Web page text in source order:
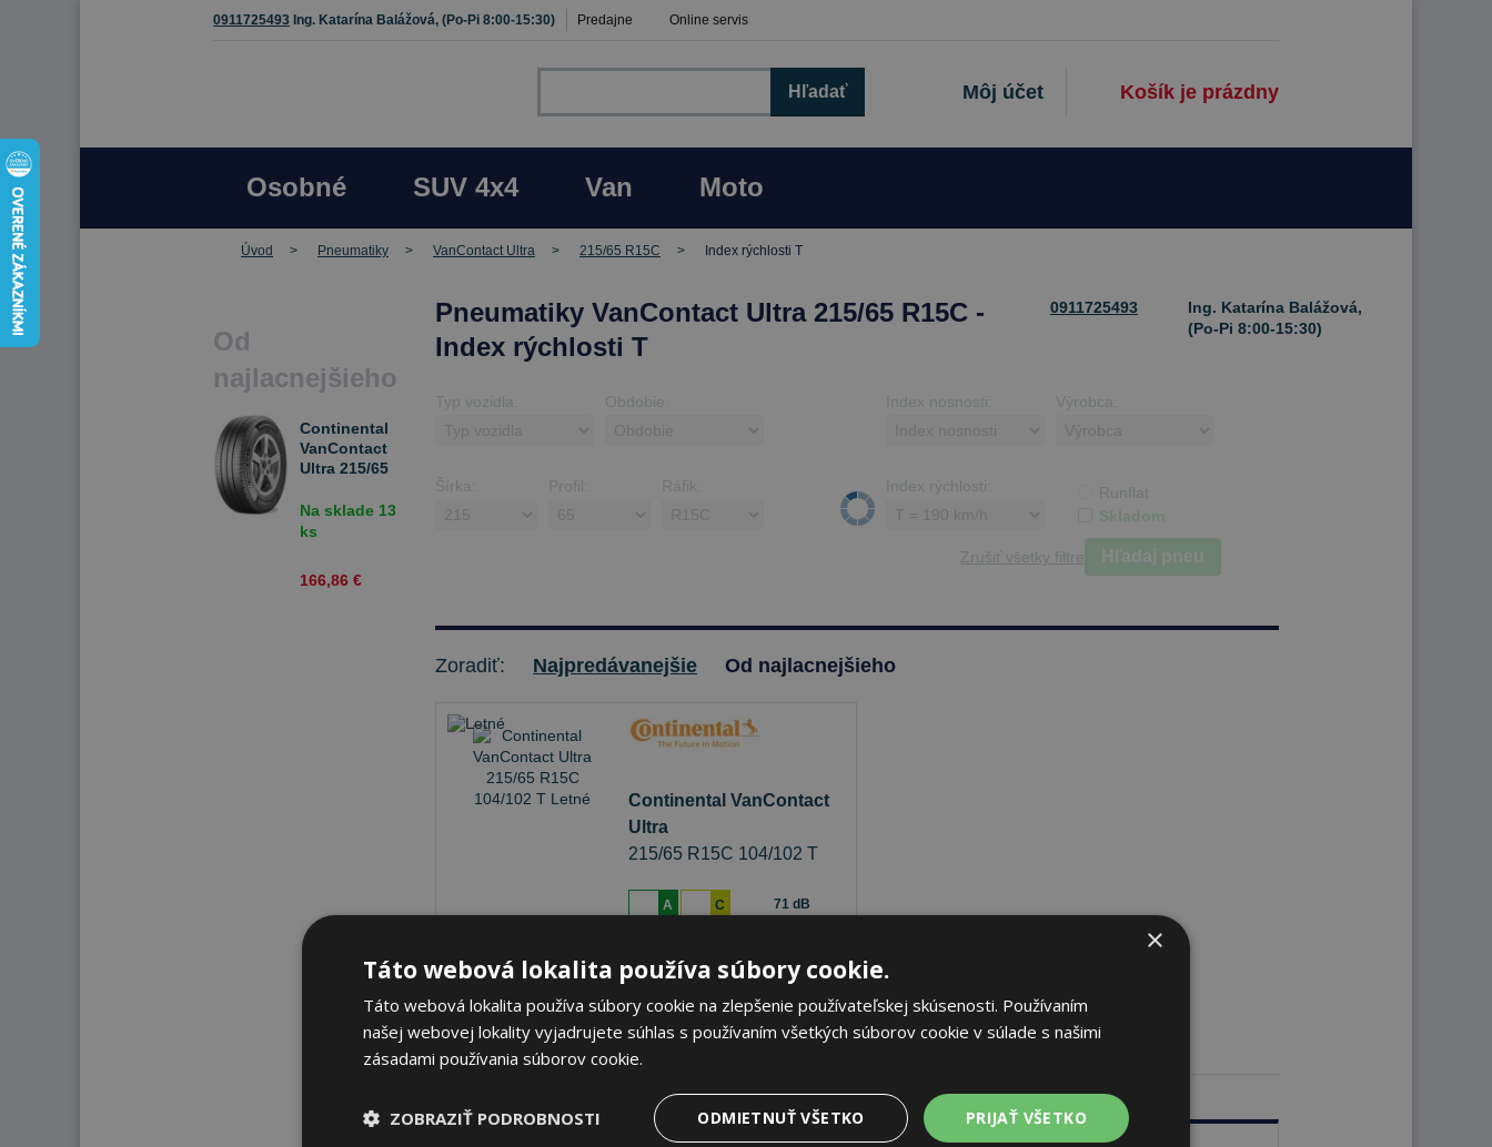
0911725493 Ing. Katarína Balážová, (Po-Pi 8:00-15:30) Predajne Online servis
Košík je prázdny
Môj účet
Hľadať
Osobné SUV 4x4 Van Moto
Úvod Pneumatiky VanContact Ultra 215/65 R15C Index rýchlosti T
Od
najlacnejšieho
Continental
VanContact
Ultra 215/65
T Letné
Na sklade 13
ks
166,86 €
Pneumatiky VanContact Ultra 215/65 R15C -
Index rýchlosti T
0911725493
Ing. Katarína Balážová,
(Po-Pi 8:00-15:30)
Typ vozidla: Obdobie: Index nosnosti: Výrobca:
Šírka: Profil: Ráfik: Index rýchlosti:
Runflat
Skladom
Zrušiť všetky filtre Hľadaj pneu
Zoradiť: Najpredávanejšie Od najlacnejšieho
Continental VanContact
Ultra
215/65 R15C 104/102 T
A C 71 dB
Na sklade 13 ks-K odberu na predajni 13.8.2026
17 pobočkách
166,86 € Do košíka
×
Táto webová lokalita používa súbory cookie.
Táto webová lokalita používa súbory cookie na zlepšenie používateľskej skúsenosti. Používaním
našej webovej lokality vyjadrujete súhlas s používaním všetkých súborov cookie v súlade s našimi
zásadami používania súborov cookie.
PRIJAŤ VŠETKO
ODMIETNUŤ VŠETKO
ZOBRAZIŤ PODROBNOSTI